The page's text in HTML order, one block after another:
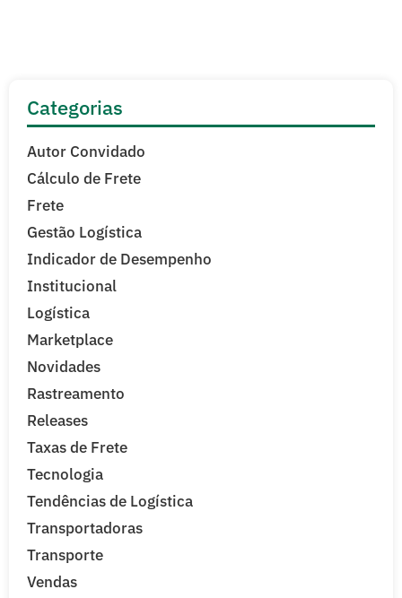
Categorias
Autor Convidado
Cálculo de Frete
Frete
Gestão Logística
Indicador de Desempenho
Institucional
Logística
Marketplace
Novidades
Rastreamento
Releases
Taxas de Frete
Tecnologia
Tendências de Logística
Transportadoras
Transporte
Vendas